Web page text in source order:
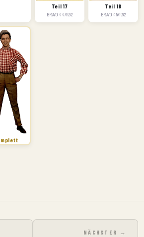
Teil 17
BRAVO 44/1962
Teil 18
BRAVO 45/1962
NÄCHSTER